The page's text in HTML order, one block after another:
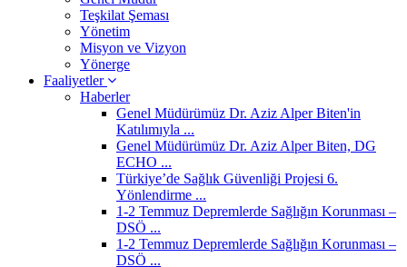
Teşkilat Şeması
Yönetim
Misyon ve Vizyon
Yönerge
Faaliyetler
Haberler
Genel Müdürümüz Dr. Aziz Alper Biten'in
Katılımıyla ...
Genel Müdürümüz Dr. Aziz Alper Biten, DG
ECHO ...
Türkiye’de Sağlık Güvenliği Projesi 6.
Yönlendirme ...
1-2 Temmuz Depremlerde Sağlığın Korunması –
DSÖ ...
1-2 Temmuz Depremlerde Sağlığın Korunması –
DSÖ ...